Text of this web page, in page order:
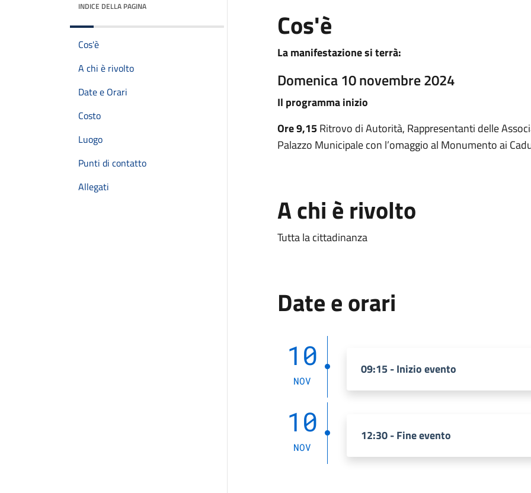
INDICE DELLA PAGINA
Cos'è
A chi è rivolto
Date e Orari
Costo
Luogo
Punti di contatto
Allegati
Cos'è
La manifestazione si terrà:
Domenica 10 novembre 2024
Il programma inizio
Ore 9,15Ritrovo di Autorità, Rappresentanti delle
Palazzo Municipale con l’omaggio al Monumento ai
A chi è rivolto
Tutta la cittadinanza
Date e orari
10
NOV
09:15 - Inizio evento
10
NOV
12:30 - Fine evento